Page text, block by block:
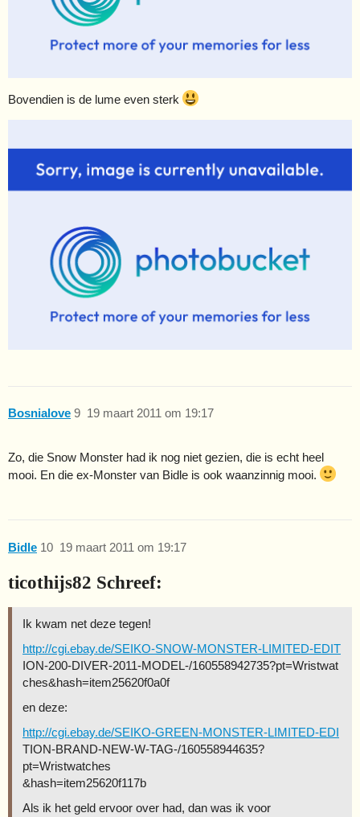
Bovendien is de lume even sterk
Bosnialove 19 maart 2011 om 19:17
9
Zo, die Snow Monster had ik nog niet gezien, die is echt heel
mooi. En die ex-Monster van Bidle is ook waanzinnig mooi.
Bidle 19 maart 2011 om 19:17
10
ticothijs82 Schreef:
Ik kwam net deze tegen!
http://cgi.ebay.de/SEIKO-SNOW-MONSTER-LIMITED-EDIT
ION-200-DIVER-2011-MODEL-/160558942735?pt=Wristwat
ches&hash=item25620f0a0f
en deze:
http://cgi.ebay.de/SEIKO-GREEN-MONSTER-LIMITED-EDI
TION-BRAND-NEW-W-TAG-/160558944635?
pt=Wristwatches
&hash=item25620f117b
Als ik het geld ervoor over had, dan was ik voor